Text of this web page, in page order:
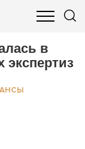
И ФИНАНСЫ
в
экспертиз